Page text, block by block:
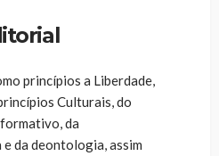
princípios a Liberdade,
Culturais, do
da
da deontologia, assim